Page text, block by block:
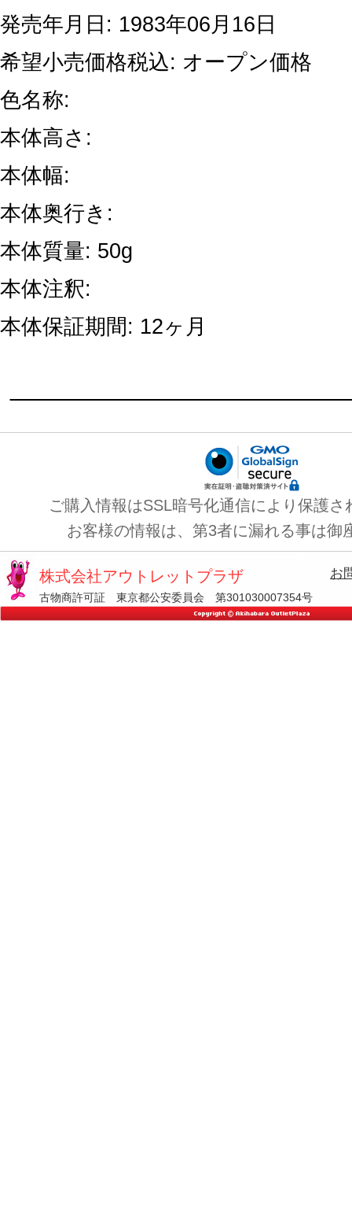
発売年月日: 1983年06月16日
希望小売価格税込: オープン価格
色名称:
本体高さ:
本体幅:
本体奥行き:
本体質量: 50g
本体注釈:
本体保証期間: 12ヶ月
ご購入情報はSSL暗号化通信により保護さ
お客様の情報は、第3者に漏れる事は御
株式会社アウトレットプラザ
古物商許可証 東京都公安委員会 第301030007354号
お